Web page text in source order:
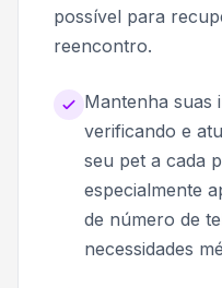
possível para
reencontro.
Mantenha suas
verificando e
seu pet a cada
especialmente
de número de
necessidades